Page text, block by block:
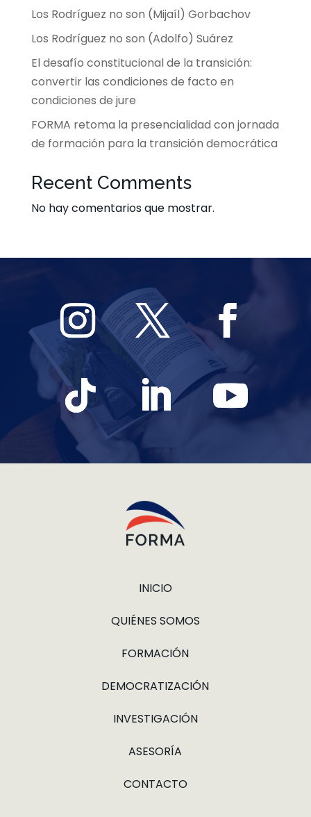
Los Rodríguez no son (Mijaíl) Gorbachov
Los Rodríguez no son (Adolfo) Suárez
El desafío constitucional de la transición:
convertir las condiciones de facto en
condiciones de jure
FORMA retoma la presencialidad con jornada
de formación para la transición democrática
Recent Comments
No hay comentarios que mostrar.
INICIO
QUIÉNES SOMOS
FORMACIÓN
DEMOCRATIZACIÓN
INVESTIGACIÓN
ASESORÍA
CONTACTO